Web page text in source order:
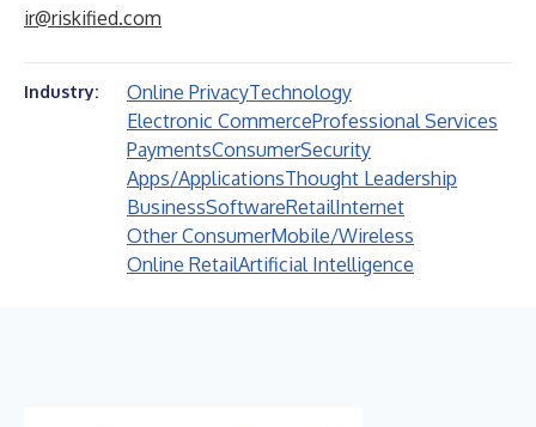
ir@riskified.com
Industry: Online PrivacyTechnology
Electronic CommerceProfessional Services
PaymentsConsumerSecurity
Apps/ApplicationsThought Leadership
BusinessSoftwareRetailInternet
Other ConsumerMobile/Wireless
Online RetailArtificial Intelligence